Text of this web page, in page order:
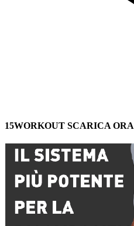
15WORKOUT SCARICA ORA